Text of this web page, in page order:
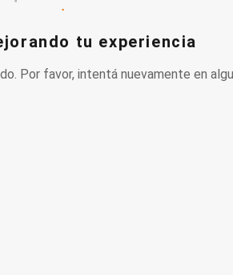
tu experiencia
Por favor, intentá nuevamente en